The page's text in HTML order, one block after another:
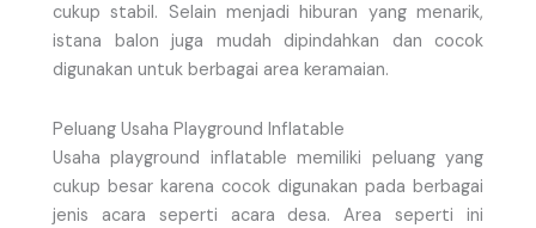
cukup stabil. Selain menjadi hiburan yang menarik,
istana balon juga mudah dipindahkan dan cocok
digunakan untuk berbagai area keramaian.
Peluang Usaha Playground Inflatable
Usaha playground inflatable memiliki peluang yang
cukup besar karena cocok digunakan pada berbagai
jenis acara seperti acara desa. Area seperti ini